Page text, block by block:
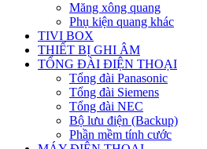
Măng xông quang
Phụ kiện quang khác
TIVI BOX
THIẾT BỊ GHI ÂM
TỔNG ĐÀI ĐIỆN THOẠI
Tổng đài Panasonic
Tổng đài Siemens
Tổng đài NEC
Bộ lưu điện (Backup)
Phần mềm tính cước